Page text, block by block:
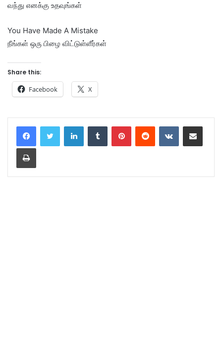
வந்து எனக்கு உதவுங்கள்
You Have Made A Mistake
நீங்கள் ஒரு பிழை விட்டுள்ளீர்கள்
Share this:
Facebook X
LinkedInTumblr PinterestReddit VKontakteShare via Email
Print